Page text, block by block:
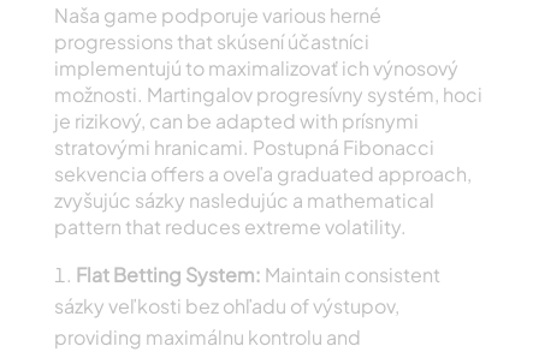
Naša game podporuje various herné
progressions that skúsení účastníci
implementujú to maximalizovať ich výnosový
možnosti. Martingalov progresívny systém, hoci
je rizikový, can be adapted with prísnymi
stratovými hranicami. Postupná Fibonacci
sekvencia offers a oveľa graduated approach,
zvyšujúc sázky nasledujúc a mathematical
pattern that reduces extreme volatility.
Flat Betting System: Maintain consistent
sázky veľkosti bez ohľadu of výstupov,
providing maximálnu kontrolu and